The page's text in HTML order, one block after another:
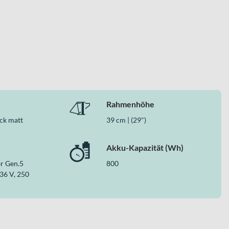
Antrieb mit 800 Wh Akku-Kapazität und einen robusten
bergab und zuverlässige Komponenten für ambitionierte
matt
Rahmenhöhe
39 cm | (29")
Gen.5
V, 250
Akku-Kapazität (Wh)
800